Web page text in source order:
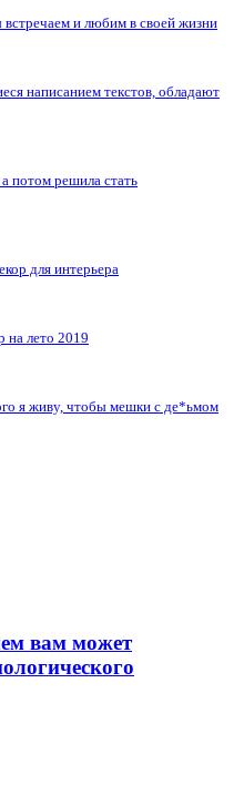
и любим в своей жизни
написанием текстов, обладают
потом решила стать
для интерьера
лето 2019
я живу, чтобы мешки с де*ьмом
вам может